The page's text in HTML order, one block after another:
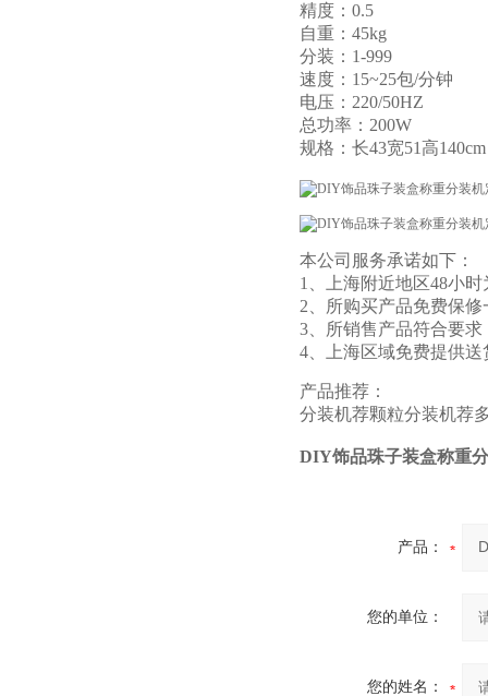
精度：0.5
自重：45kg
分装：1-999
速度：15~25包/分钟
电压：220/50HZ
总功率：200W
规格：长43宽51高
本公司服务承诺如下：
1、上海附近地区48小
2、所购买产品免费保
3、所销售产品符合要
4、上海区域免费提供
产品推荐：
分装机荐颗粒分装机荐
DIY饰品珠子装盒称重
产品：
您的单位：
您的姓名：